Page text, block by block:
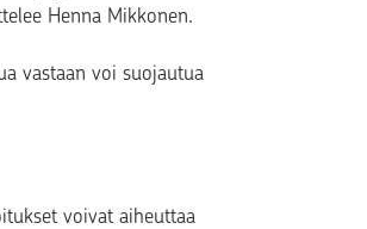
Henna Mikkonen.
vastaan voi suojautua
voivat aiheuttaa